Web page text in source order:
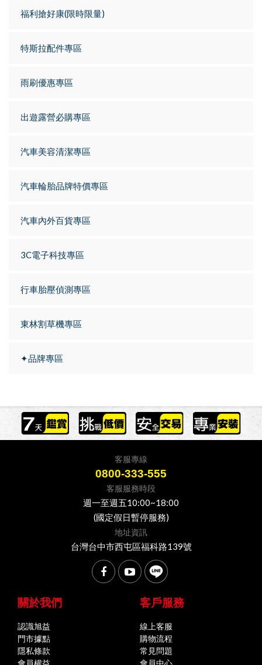
福利搶好康(限時限量)
特斯拉配件專區
雨刷優惠專區
出遊露營必購專區
汽車美容清潔專區
汽車輪胎品牌特價專區
汽車內外百貨專區
3C電子科技專區
行車胎壓偵測專區
東林割草機專區
✦品牌專區
客服專線
0800-333-555
客服服務時段
週一至週五10:00~18:00
(國定假日暫停服務)
地址資訊
台灣台中市西屯區福科路139號
關於我們
認識旭益
門市據點
隱私條款
客戶服務
線上客服
購物流程
常見問題